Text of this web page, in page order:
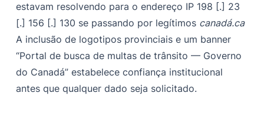
estavam resolvendo para o endereço IP 198 [.] 23
[.] 156 [.] 130 se passando por legítimos canadá.ca
A inclusão de logotipos provinciais e um banner
“Portal de busca de multas de trânsito — Governo
do Canadá” estabelece confiança institucional
antes que qualquer dado seja solicitado.